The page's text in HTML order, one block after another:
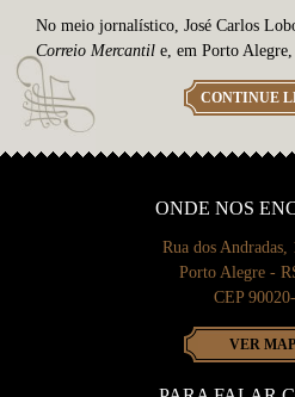
No meio jornalístico, José Carlos
Correio Mercantil e, em Porto
CONTINUE
ONDE NOS
Rua dos Andradas,
Porto Alegre -
CEP
VER